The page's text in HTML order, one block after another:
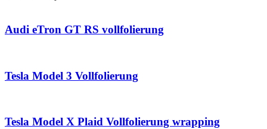
Audi eTron GT RS vollfolierung
Tesla Model 3 Vollfolierung
Tesla Model X Plaid Vollfolierung wrapping